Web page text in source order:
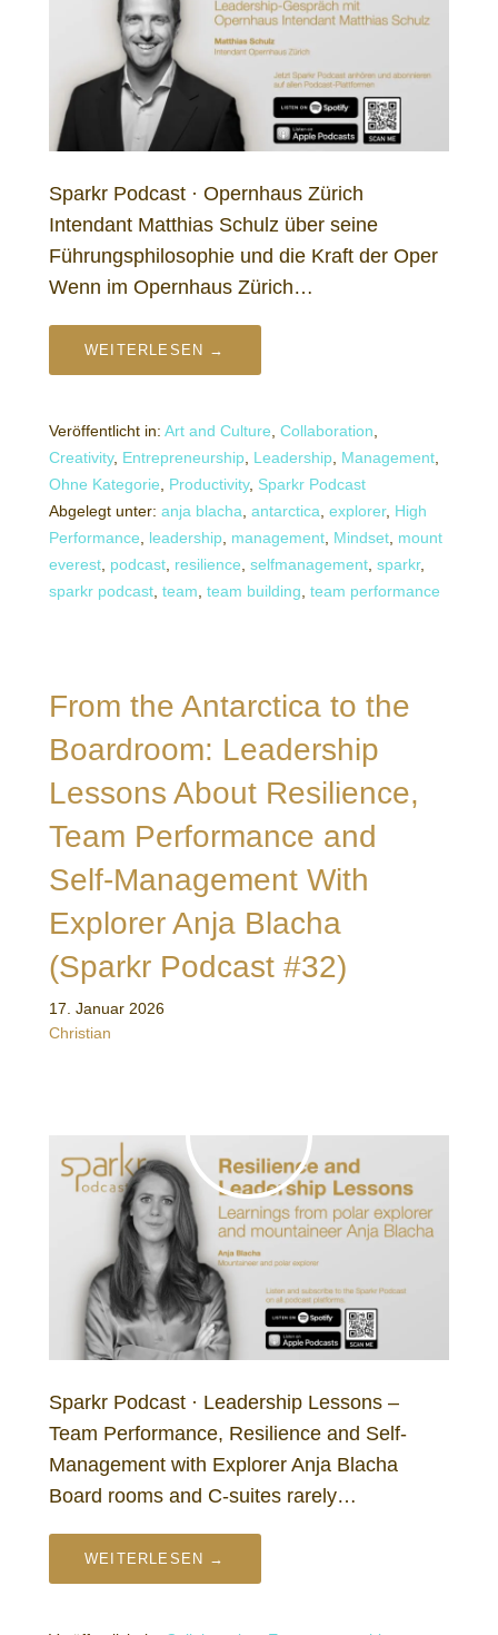
Sparkr Podcast · Opernhaus Zürich
Intendant Matthias Schulz über seine
Führungsphilosophie und die Kraft der Oper
Wenn im Opernhaus Zürich…
WEITERLESEN →
Veröffentlicht in: Art and Culture Collaboration
Creativity, Entrepreneurship Leadership Management
Ohne Kategorie
Productivity, Sparkr Podcast
Abgelegt unter: anja blacha antarctica explorer, High
Performance
leadership management Mindset mount
everest podcast resilience selfmanagement sparkr,
sparkr podcast team team building team performance
From the Antarctica to the
Boardroom: Leadership
Lessons About Resilience,
Team Performance and
Self-Management With
Explorer Anja Blacha
(Sparkr Podcast #32)
17. Januar 2026
Christian
Sparkr Podcast · Leadership Lessons –
Team Performance, Resilience and Self-
Management with Explorer Anja Blacha
Board rooms and C-suites rarely…
WEITERLESEN →